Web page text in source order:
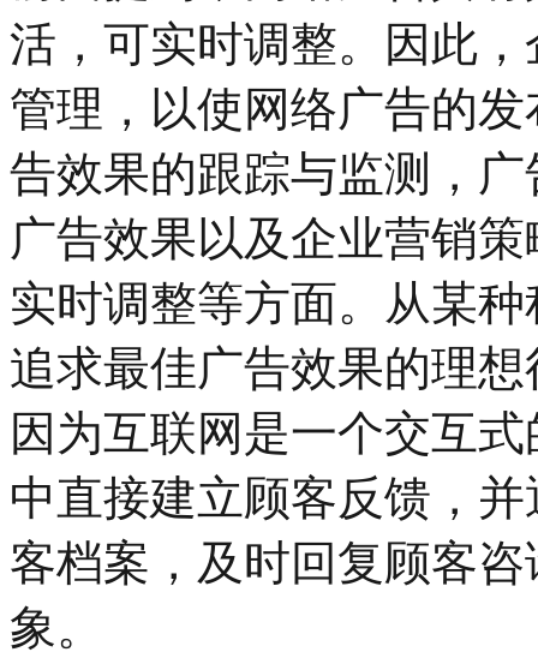
活，可实时调整。因此
管理，以使网络广告的
告效果的跟踪与监测，
广告效果以及企业营销
实时调整等方面。从某
追求最佳广告效果的理
因为互联网是一个交互
中直接建立顾客反馈，
客档案，及时回复顾客
象。